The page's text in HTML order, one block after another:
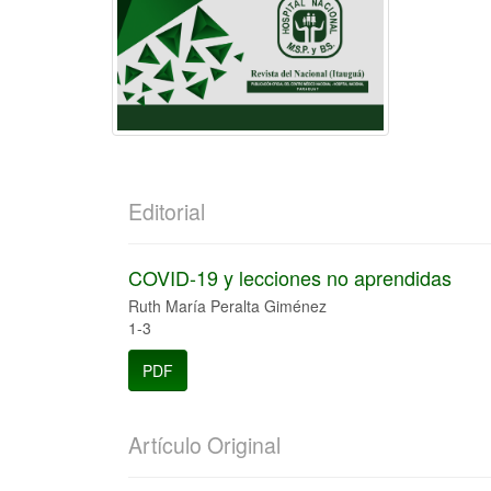
Editorial
COVID-19 y lecciones no aprendidas
Ruth María Peralta Giménez
1-3
PDF
Artículo Original